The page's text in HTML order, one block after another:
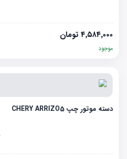
۴٬۵۸۴٬۰۰۰ تومان
موجود
دسته موتور چپ CHERY ARRIZO5